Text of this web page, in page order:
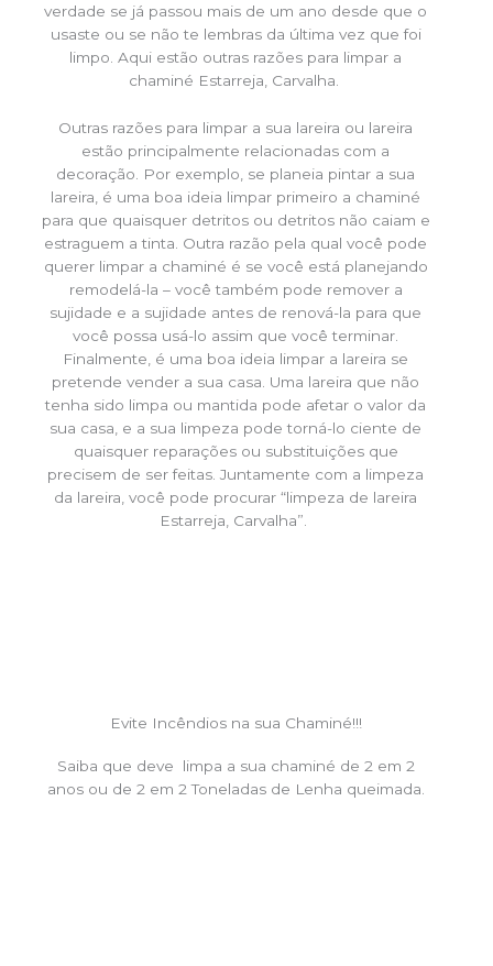
verdade se já passou mais de um ano desde que o
usaste ou se não te lembras da última vez que foi
limpo. Aqui estão outras razões para limpar a
chaminé Estarreja, Carvalha.
Outras razões para limpar a sua lareira ou lareira
estão principalmente relacionadas com a
decoração. Por exemplo, se planeia pintar a sua
lareira, é uma boa ideia limpar primeiro a chaminé
para que quaisquer detritos ou detritos não caiam e
estraguem a tinta. Outra razão pela qual você pode
querer limpar a chaminé é se você está planejando
remodelá-la – você também pode remover a
sujidade e a sujidade antes de renová-la para que
você possa usá-lo assim que você terminar.
Finalmente, é uma boa ideia limpar a lareira se
pretende vender a sua casa. Uma lareira que não
tenha sido limpa ou mantida pode afetar o valor da
sua casa, e a sua limpeza pode torná-lo ciente de
quaisquer reparações ou substituições que
precisem de ser feitas. Juntamente com a limpeza
da lareira, você pode procurar “limpeza de lareira
Estarreja, Carvalha”.
Evite Incêndios na sua Chaminé!!!
Saiba que deve limpa a sua chaminé de 2 em 2
anos ou de 2 em 2 Toneladas de Lenha queimada.